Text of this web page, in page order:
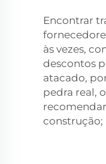
Encontrar
às vezes,
descontos
atacado,
pedra real,
construção;